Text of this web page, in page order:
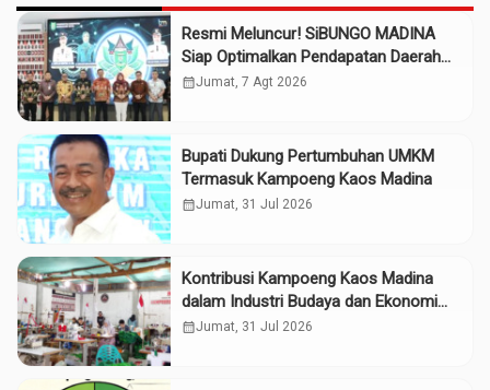
Resmi Meluncur! SiBUNGO MADINA
Siap Optimalkan Pendapatan Daerah
Madina
calendar_monthJumat, 7 Agt 2026
Bupati Dukung Pertumbuhan UMKM
Termasuk Kampoeng Kaos Madina
calendar_monthJumat, 31 Jul 2026
Kontribusi Kampoeng Kaos Madina
dalam Industri Budaya dan Ekonomi
Daerah
calendar_monthJumat, 31 Jul 2026